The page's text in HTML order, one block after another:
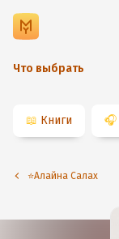
Что выбрать
📖 Книги 🎧
⭐️Алайна Салах